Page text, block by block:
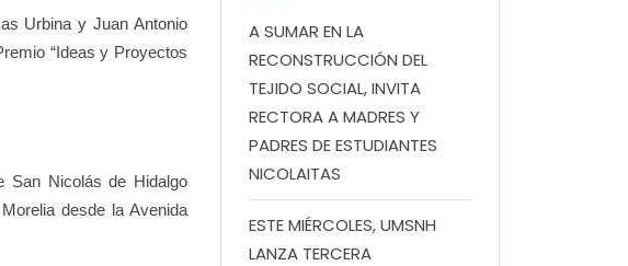
Urbina y Juan Antonio
“Ideas y Proyectos
San Nicolás de Hidalgo
desde la Avenida
A SUMAR EN LA
RECONSTRUCCIÓN DEL
TEJIDO SOCIAL, INVITA
RECTORA A MADRES Y
PADRES DE ESTUDIANTES
NICOLAITAS
ESTE MIÉRCOLES, UMSNH
LANZA TERCERA